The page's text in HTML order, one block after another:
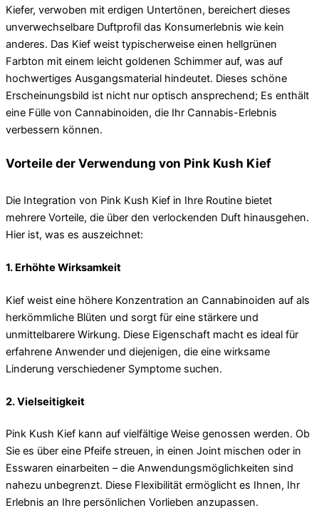
Kiefer, verwoben mit erdigen Untertönen, bereichert dieses
unverwechselbare Duftprofil das Konsumerlebnis wie kein
anderes. Das Kief weist typischerweise einen hellgrünen
Farbton mit einem leicht goldenen Schimmer auf, was auf
hochwertiges Ausgangsmaterial hindeutet. Dieses schöne
Erscheinungsbild ist nicht nur optisch ansprechend; Es enthält
eine Fülle von Cannabinoiden, die Ihr Cannabis-Erlebnis
verbessern können.
Vorteile der Verwendung von Pink Kush Kief
Die Integration von Pink Kush Kief in Ihre Routine bietet
mehrere Vorteile, die über den verlockenden Duft hinausgehen.
Hier ist, was es auszeichnet:
1. Erhöhte Wirksamkeit
Kief weist eine höhere Konzentration an Cannabinoiden auf als
herkömmliche Blüten und sorgt für eine stärkere und
unmittelbarere Wirkung. Diese Eigenschaft macht es ideal für
erfahrene Anwender und diejenigen, die eine wirksame
Linderung verschiedener Symptome suchen.
2. Vielseitigkeit
Pink Kush Kief kann auf vielfältige Weise genossen werden. Ob
Sie es über eine Pfeife streuen, in einen Joint mischen oder in
Esswaren einarbeiten – die Anwendungsmöglichkeiten sind
nahezu unbegrenzt. Diese Flexibilität ermöglicht es Ihnen, Ihr
Erlebnis an Ihre persönlichen Vorlieben anzupassen.